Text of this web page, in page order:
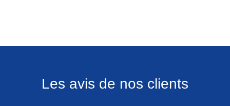
Les avis de nos clients